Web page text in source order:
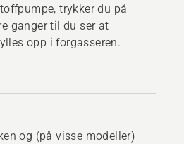
trykker du på
ganger til du ser at
opp i forgasseren.
og (på visse modeller)